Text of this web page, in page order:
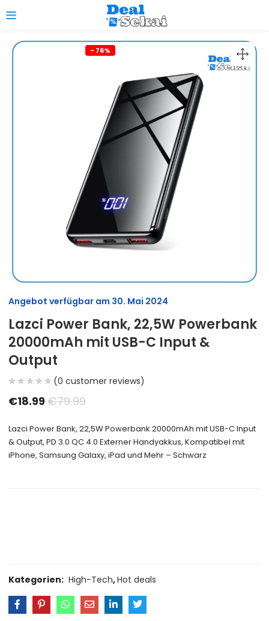
- 76%
Angebot verfügbar am 30. Mai 2024
Lazci Power Bank, 22,5W Powerbank
20000mAh mit USB-C Input &
Output
(0 customer reviews)
€18.99€79.99
Lazci Power Bank, 22,5W Powerbank 20000mAh mit USB-C Input
& Output, PD 3.0 QC 4.0 Externer Handyakkus, Kompatibel mit
iPhone, Samsung Galaxy, iPad und Mehr – Schwarz
Kategorien: High-Tech,Hot deals